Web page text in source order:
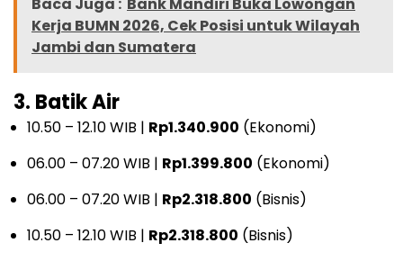
Baca Juga : Bank Mandiri Buka Lowongan
Kerja BUMN 2026, Cek Posisi untuk Wilayah
Jambi dan Sumatera
3. Batik Air
10.50 – 12.10 WIB | Rp1.340.900 (Ekonomi)
06.00 – 07.20 WIB | Rp1.399.800 (Ekonomi)
06.00 – 07.20 WIB | Rp2.318.800 (Bisnis)
10.50 – 12.10 WIB | Rp2.318.800 (Bisnis)